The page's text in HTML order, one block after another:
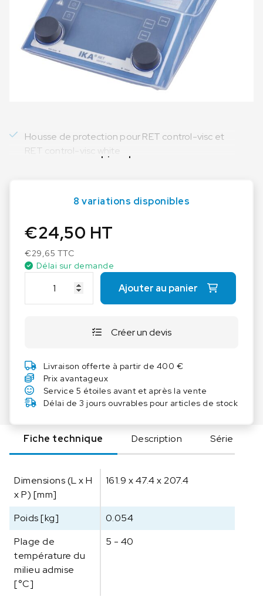
Housse de protection pour RET control-visc et
RET control-visc white
Lire plus
8 variations disponibles
€24,50 HT
€29,65 TTC
Délai sur demande
a
t
é
d
e
K
A
H
0
4
C
o
e
r
f
o
Ajouter au panier
Créer un devis
Livraison offerte à partir de 400 €
Prix avantageux
Service 5 étoiles avant et après la vente
Délai de 3 jours ouvrables pour articles de stock
Fiche technique Description Série
Dimensions (L x H
x P) [mm]
161.9 x 47.4 x 207.4
Poids [kg]
0.054
Plage de
température du
milieu admise
[°C]
5 - 40